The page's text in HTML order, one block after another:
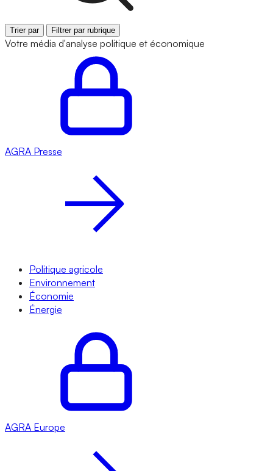
Trier par Filtrer par rubrique
Votre média d'analyse politique et économique
AGRA Presse
Politique agricole
Environnement
Économie
Énergie
AGRA Europe